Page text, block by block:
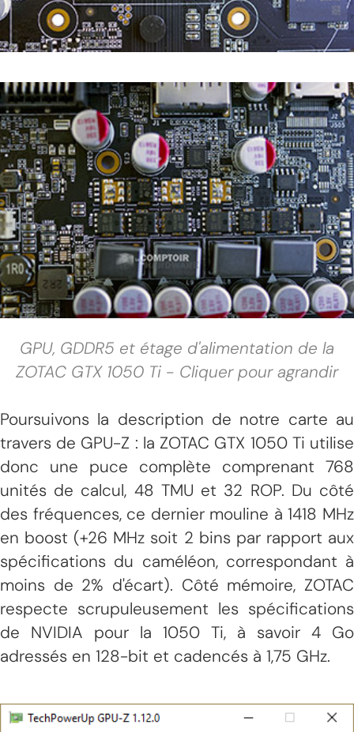
GPU, GDDR5 et étage d'alimentation de la
ZOTAC GTX 1050 Ti - Cliquer pour agrandir
Poursuivons la description de notre carte au
travers de GPU-Z : la ZOTAC GTX 1050 Ti utilise
donc une puce complète comprenant 768
unités de calcul, 48 TMU et 32 ROP. Du côté
des fréquences, ce dernier mouline à 1418 MHz
en boost (+26 MHz soit 2 bins par rapport aux
spécifications du caméléon, correspondant à
moins de 2% d'écart). Côté mémoire, ZOTAC
respecte scrupuleusement les spécifications
de NVIDIA pour la 1050 Ti, à savoir 4 Go
adressés en 128-bit et cadencés à 1,75 GHz.